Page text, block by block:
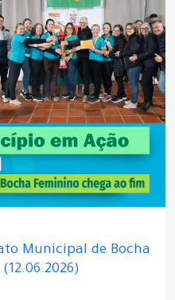
Municipal de Bocha